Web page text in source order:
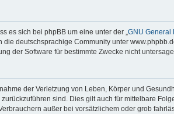
es sich bei phpBB um eine unter der „GNU General
die deutschsprachige Community unter
der Software für bestimmte Zwecke nicht
der Verletzung von Leben, Körper und
sind. Dies gilt auch für mittelbare
außer bei vorsätzlichem oder grob